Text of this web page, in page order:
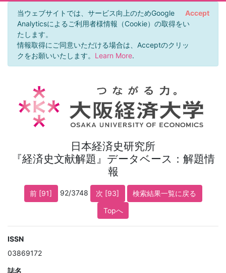
当ウェブサイトでは、サービス向上のためGoogle
Analyticsによるご利用者様情報（Cookie）の取得をい
たします。
情報取得にご同意いただける場合は、Acceptのクリッ
クをお願いいたします。 Learn More.
Accept
日本経済史研究所
『経済史文献解題』データベース：解題情
報
前 [91] 92/3748 次 [93]
検索結果一覧に戻る
Topへ
ISSN
03869172
誌名